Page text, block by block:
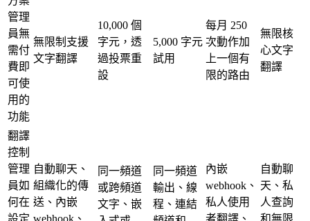
管理
員無
需付
費即
可使
用的
功能
無限制支援
文字翻譯
10,000 個
字元，透
過投票重
設
5,000 字元
試用
每月 250
次動作加
上一個有
限的路由
無限核
心文字
翻譯
翻譯
控制
管理
員如
何在
設定
自動聊天、
組織化的傳
送、內嵌
webhook、
同一頻道
或跨頻道
文字、嵌
同一頻道
輸出、線
程、連結
內嵌
webhook、
私人使用
者翻譯、
自動聊
天、私
人查詢
和無限